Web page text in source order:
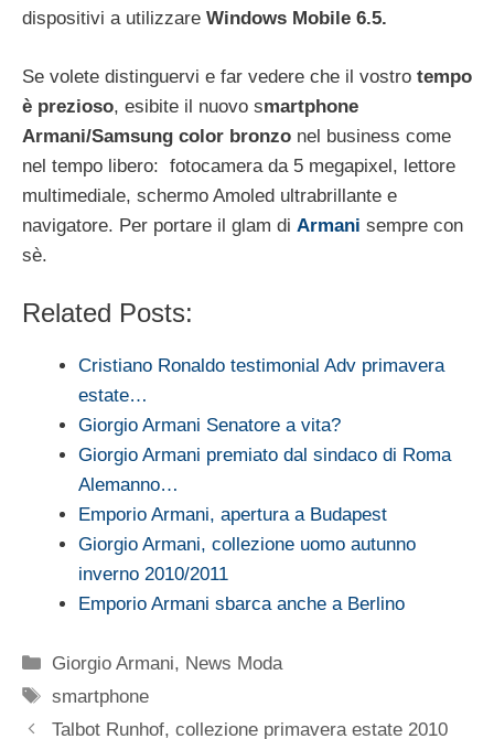
dispositivi a utilizzare Windows Mobile 6.5.
Se volete distinguervi e far vedere che il vostro tempo
è prezioso, esibite il nuovo smartphone
Armani/Samsung color bronzo nel business come
nel tempo libero: fotocamera da 5 megapixel, lettore
multimediale, schermo Amoled ultrabrillante e
navigatore. Per portare il glam di Armani sempre con
sè.
Related Posts:
Cristiano Ronaldo testimonial Adv primavera
estate…
Giorgio Armani Senatore a vita?
Giorgio Armani premiato dal sindaco di Roma
Alemanno…
Emporio Armani, apertura a Budapest
Giorgio Armani, collezione uomo autunno
inverno 2010/2011
Emporio Armani sbarca anche a Berlino
Categorie
Giorgio Armani, News Moda
Tag
smartphone
Talbot Runhof, collezione primavera estate 2010